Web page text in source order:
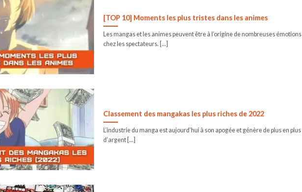
[TOP 10] Moments les plus tristes dans les animes
Les mangas et les animes peuvent être à l’origine de nombreuses émotions
chez les spectateurs. [...]
Classement des mangakas les plus riches de 2022
L’industrie du manga est aujourd’hui à son apogée et génère de plus en plus
d’argent [...]